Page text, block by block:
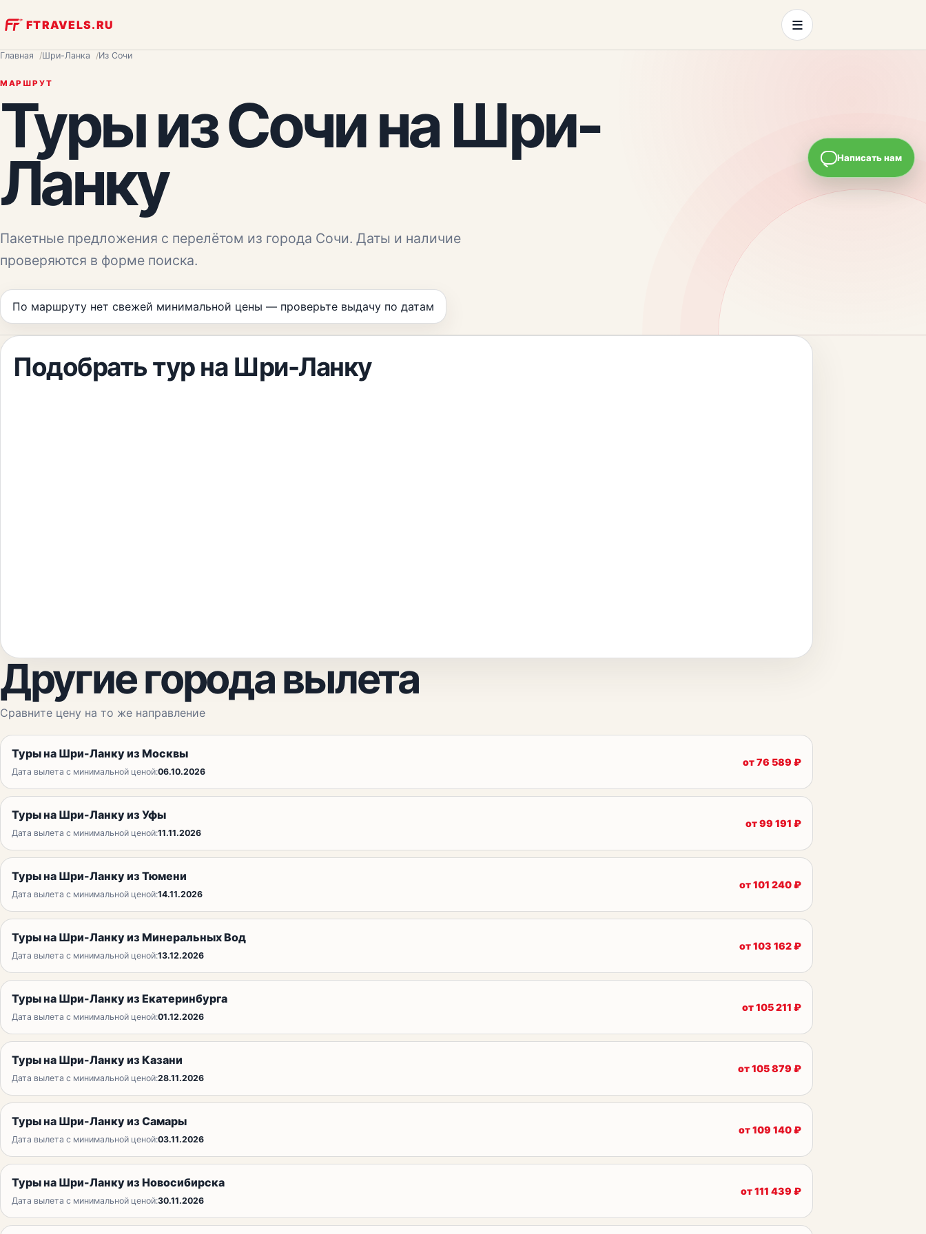
FTRAVELS.RU ≡
Главная Шри-Ланка Из Сочи
МАРШРУТ
Туры изСочина Шри-
Ланку
Пакетные предложения с перелётом из города Сочи. Даты и наличие
проверяются в форме поиска.
По маршруту нет свежей минимальной цены — проверьте выдачу по датам
Подобрать тур на Шри-Ланку
Другие города вылета
Сравните цену на то же направление
Туры на Шри-Ланку из Москвы
Дата вылета с минимальной ценой:06.10.2026
от76 589 ₽
Туры на Шри-Ланку из Уфы
Дата вылета с минимальной ценой:11.11.2026
от99 191 ₽
Туры на Шри-Ланку из Тюмени
Дата вылета с минимальной ценой:14.11.2026
от101 240₽
Туры на Шри-Ланку из Минеральных Вод
Дата вылета с минимальной ценой:13.12.2026
от103 162₽
Туры на Шри-Ланку из Екатеринбурга
Дата вылета с минимальной ценой:01.12.2026
от105 211 ₽
Туры на Шри-Ланку из Казани
Дата вылета с минимальной ценой:28.11.2026
от105 879 ₽
Туры на Шри-Ланку из Самары
Дата вылета с минимальной ценой:03.11.2026
от109 140₽
Туры на Шри-Ланку из Новосибирска
Дата вылета с минимальной ценой:30.11.2026
от111 439 ₽
Написать нам